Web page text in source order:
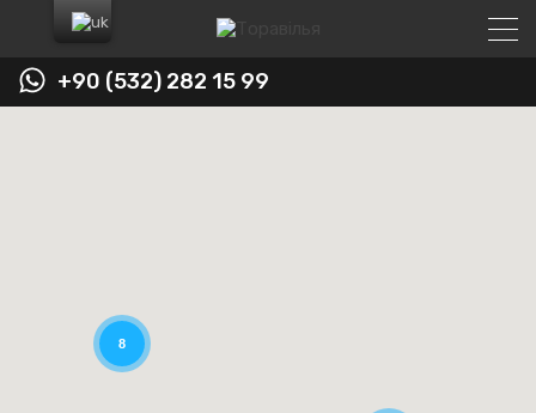
+90 (532) 282 15 99
8